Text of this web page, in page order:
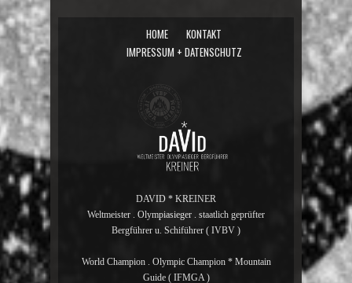
HOME
KONTAKT
IMPRESSUM + DATENSCHUTZ
DAVID * KREINER
Weltmeister . Olympiasieger . staatlich geprüfter
Bergführer u. Schiführer ( IVBV )
World Champion . Olympic Champion * Mountain
Guide ( IFMGA )